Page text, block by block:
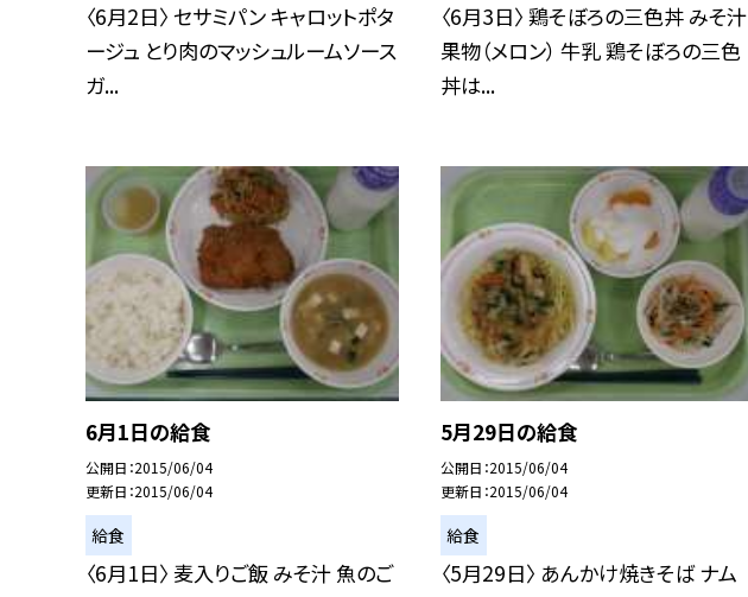
〈6月2日〉 セサミパン キャロットポタ
ージュ とり肉のマッシュルームソース
ガ...
〈6月3日〉 鶏そぼろの三色丼 みそ汁
果物（メロン） 牛乳 鶏そぼろの三色
丼は...
6月1日の給食
公開日 2015/06/04
更新日 2015/06/04
給食
〈6月1日〉 麦入りご飯 みそ汁 魚のご
5月29日の給食
公開日 2015/06/04
更新日 2015/06/04
給食
〈5月29日〉 あんかけ焼きそば ナム